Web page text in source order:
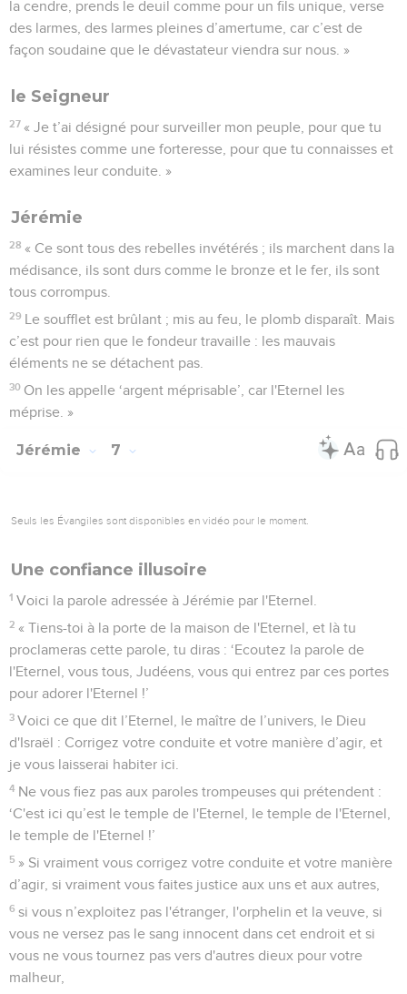
la cendre, prends le deuil comme pour un fils unique, verse
des larmes, des larmes pleines d’amertume, car c’est de
façon soudaine que le dévastateur viendra sur nous. »
le Seigneur
27 « Je t’ai désigné pour surveiller mon peuple, pour que tu
lui résistes comme une forteresse, pour que tu connaisses et
examines leur conduite. »
Jérémie
28 « Ce sont tous des rebelles invétérés ; ils marchent dans la
médisance, ils sont durs comme le bronze et le fer, ils sont
tous corrompus.
29 Le soufflet est brûlant ; mis au feu, le plomb disparaît. Mais
c’est pour rien que le fondeur travaille : les mauvais
éléments ne se détachent pas.
30 On les appelle ‘argent méprisable’, car l'Eternel les
méprise. »
Jérémie 7
Seuls les Évangiles sont disponibles en vidéo pour le moment.
Une confiance illusoire
1 Voici la parole adressée à Jérémie par l'Eternel.
2 « Tiens-toi à la porte de la maison de l'Eternel, et là tu
proclameras cette parole, tu diras : ‘Ecoutez la parole de
l'Eternel, vous tous, Judéens, vous qui entrez par ces portes
pour adorer l'Eternel !’
3 Voici ce que dit l’Eternel, le maître de l’univers, le Dieu
d'Israël : Corrigez votre conduite et votre manière d’agir, et
je vous laisserai habiter ici.
4 Ne vous fiez pas aux paroles trompeuses qui prétendent :
‘C'est ici qu’est le temple de l'Eternel, le temple de l'Eternel,
le temple de l'Eternel !’
5 » Si vraiment vous corrigez votre conduite et votre manière
d’agir, si vraiment vous faites justice aux uns et aux autres,
6 si vous n’exploitez pas l'étranger, l'orphelin et la veuve, si
vous ne versez pas le sang innocent dans cet endroit et si
vous ne vous tournez pas vers d'autres dieux pour votre
malheur,